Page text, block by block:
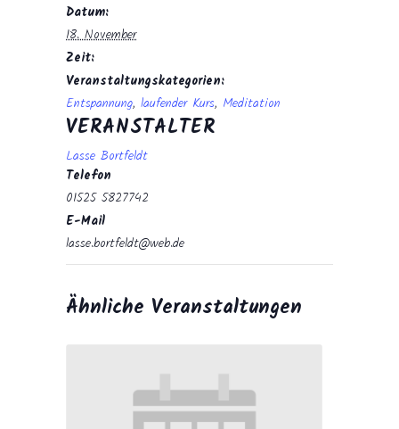
Datum:
18. November
Zeit:
Veranstaltungskategorien:
Entspannung, laufender Kurs, Meditation
VERANSTALTER
Lasse Bortfeldt
Telefon
01525 5827742
E-Mail
lasse.bortfeldt@web.de
Ähnliche Veranstaltungen